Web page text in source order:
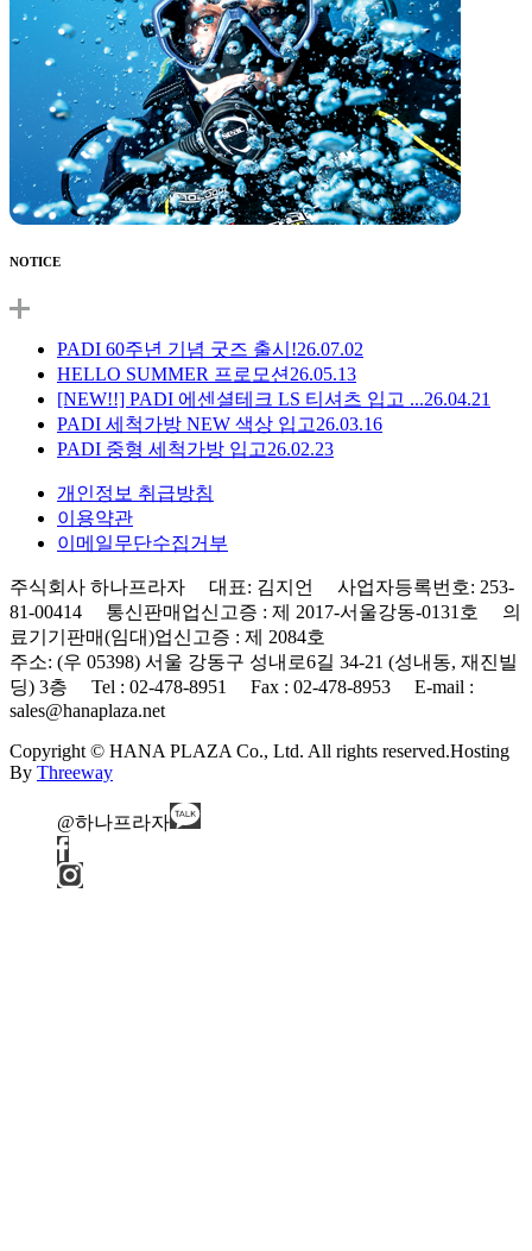
NOTICE
PADI 60주년 기념 굿즈 출시!26.07.02
HELLO SUMMER 프로모션 26.05.13
[NEW!!] PADI 에센셜테크 LS 티셔츠 입고 ...26.04.21
PADI 세척가방 NEW 색상 입고26.03.16
PADI 중형 세척가방 입고26.02.23
개인정보 취급방침
이용약관
이메일무단수집거부
주식회사 하나프라자 대표: 김지언 사업자등록번호: 253-
81-00414 통신판매업신고증 : 제 2017-서울강동-0131호 의
료기기판매(임대)업신고증 : 제 2084호
주소: (우 05398) 서울 강동구 성내로6길 34-21 (성내동, 재진빌
딩) 3층 Tel : 02-478-8951 Fax : 02-478-8953 E-mail :
sales@hanaplaza.net
Copyright © HANA PLAZA Co., Ltd. All rights reserved.Hosting
By Threeway
@하나프라자